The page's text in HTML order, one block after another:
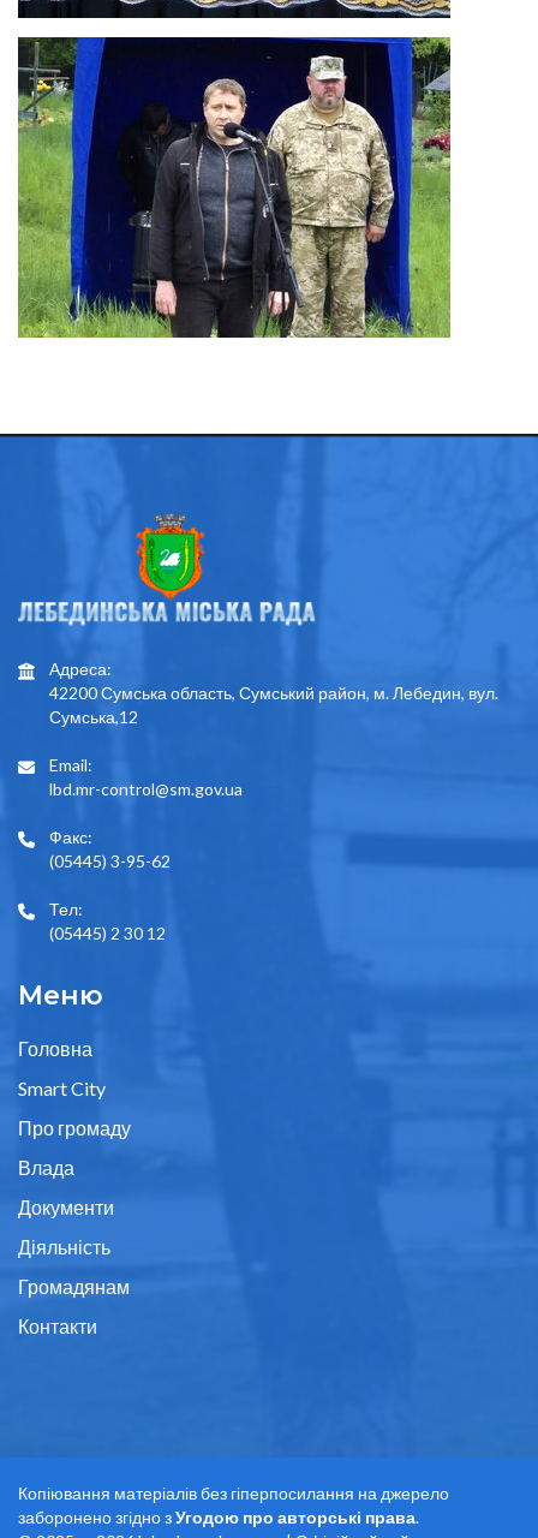
Адреса:
42200 Сумська область, Сумський район, м. Лебедин, вул.
Сумська,12
Email:
lbd.mr-control@sm.gov.ua
Факс:
(05445) 3-95-62
Тел:
(05445) 2 30 12
Меню
Головна
Smart City
Про громаду
Влада
Документи
Діяльність
Громадянам
Контакти
Копіювання матеріалів без гіперпосилання на джерело
заборонено згідно зУгодою про авторські права.